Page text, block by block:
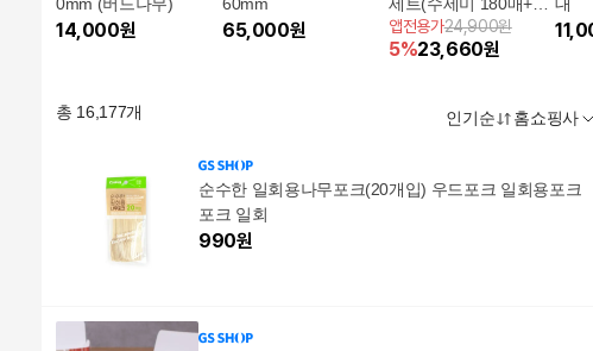
14,000원 65,000원
균행주 3매)
앱전용가24,900원
5%23,660원
총 16,177개 인기순 홈쇼핑사
순수한 일회용나무포크(20개입) 우드포크 일회용포크
포크 일회
990원